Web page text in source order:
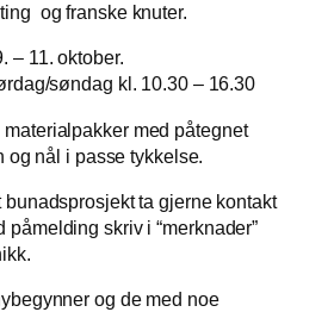
og franske knuter.
– 11. oktober.
søndag kl. 10.30 – 16.30
med påtegnet
og nål i passe tykkelse.
bunadsprosjekt ta gjerne kontakt
skriv i “merknader”
og de med noe